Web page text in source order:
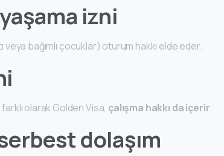
izni
veya bağımlı çocuklar) oturum hakkı elde eder.
olarak Golden Visa, çalışma hakkı da içerir.
dolaşım